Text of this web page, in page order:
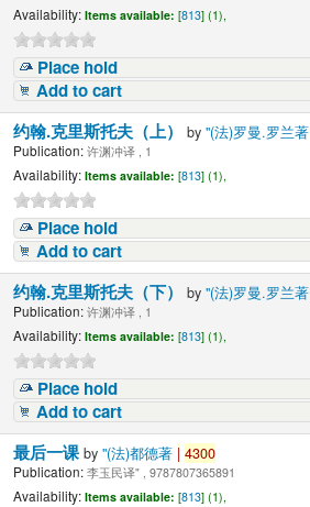
Availability: Items available: [813] (1),
Place hold
Add to cart
约翰.克里斯托夫（上）by"(法)罗曼.罗兰著
Publication: 许渊冲译 , 1
Availability: Items available: [813] (1),
Place hold
Add to cart
约翰.克里斯托夫（下）by"(法)罗曼.罗兰著
Publication: 许渊冲译 , 1
Availability: Items available: [813] (1),
Place hold
Add to cart
最后一课by"(法)都德著 | 4300
Publication: 李玉民译" , 9787807365891
Availability: Items available: [813] (1),